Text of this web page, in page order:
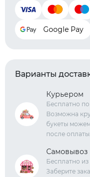
Google Pay
Варианты
Курьером
Бесплатно по
Возможна
букеты
после оплаты.
Самовывоз
Бесплатно из
Заберите